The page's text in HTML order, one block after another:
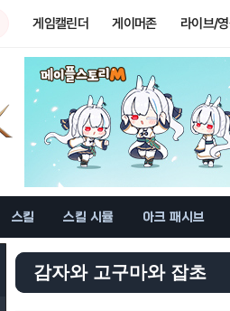
게임캘린더 게이머존 라이브/
스킬 스킬 시뮬 아크 패시브
감자와 고구마와 잡초